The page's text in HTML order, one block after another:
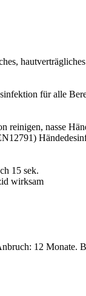
für alle
reinigen, nasse
15 sek.
wirksam
12 Monate.